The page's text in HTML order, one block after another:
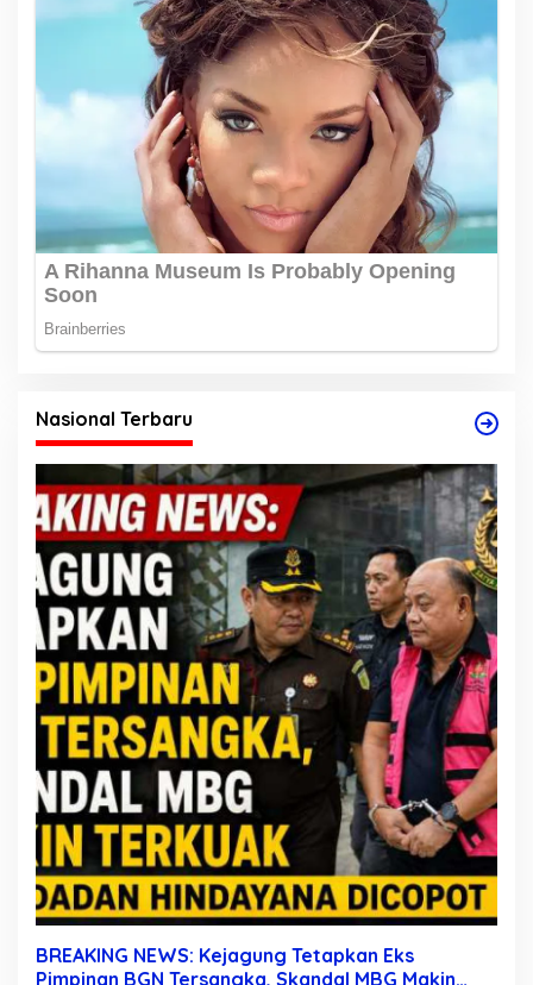
Nasional Terbaru
BREAKING NEWS: Kejagung Tetapkan Eks
Pimpinan BGN Tersangka, Skandal MBG Makin